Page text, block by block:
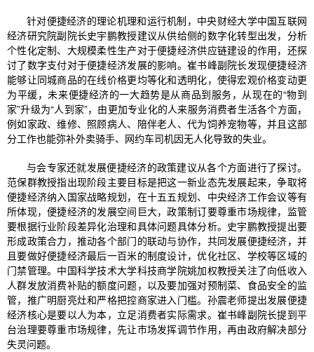
针对便捷经济的理论机理和运行机制，中央财经大学中国互联网
经济研究院副院长史宇鹏教授建议从供给侧的数字化转型出发，分析
个性化定制、大规模柔性生产对于便捷经济供应链建设的作用，还探
讨了数字支付对于便捷经济发展的影响。崔书峰副院长发现便捷经济
能够让同城商品的在线价格更均等化和透明化，使得宏观价格变动更
为平缓，未来便捷经济的一大趋势是从商品到服务，从现在的“物到
家”升级为“人到家”，由更加专业化的人来服务消费者生活各个方面，
例如家政、维修、照顾病人、陪伴老人、代为饲养宠物等，并且这部
分工作也能弥补外卖骑手、网约车司机因无人化导致的失业。
与会专家还就发展便捷经济的政策建议从各个方面进行了探讨。
范保群教授指出现阶段主要目标是把这一新业态先发展起来，争取将
便捷经济纳入国家战略规划，在十五五规划、中央经济工作会议等有
所体现，便捷经济的发展空间巨大，政策制订要尊重市场规律，监管
要根据行业阶段差异化治理和具体问题具体分析。史宇鹏教授提出要
形成政策合力，推动各个部门的联动与协作，共同发展便捷经济，并
且要做好便捷经济最后一百米的制度设计，优化社区、学校等区域的
门禁管理。中国科学技术大学科技商学院姚加权教授关注了向低收入
人群发放消费补贴的额度问题，以及要加强对预制菜、食品安全的监
管，推广明厨亮灶和严格把控商家进入门槛。孙震老师提出发展便捷
经济核心是要以人为本，立足消费者实际需求。崔书峰副院长提到平
台治理要尊重市场规律，先让市场发挥调节作用，再由政府解决部分
失灵问题。